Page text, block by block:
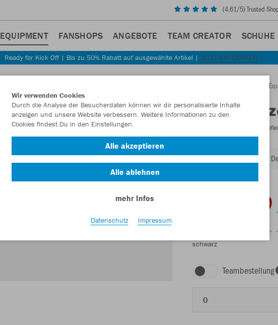
(4,61/5) Trusted
EQUIPMENT FANSHOPS ANGEBOTE TEAM CREATOR SCHUHE
Ready for Kick Off | Bis zu 50% Rabatt auf ausgewählte Artikel | JETZT ENTDECKEN
JAKO
-
Lust auf 30% Rabatt bei
schwarz
Teambestellung
0
Wir verwenden Cookies
Durch die Analyse der Besucherdaten können wir dir personalisierte Inhalte
anzeigen und unsere Website verbessern. Weitere Informationen zu den
Cookies findest Du in den Einstellungen.
Alle akzeptieren
Alle ablehnen
mehr Infos
Datenschutz Impressum